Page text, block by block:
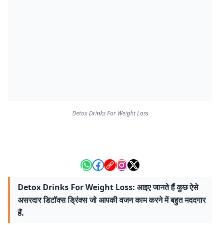
Detox Drinks For Weight Loss
Detox Drinks For Weight Loss: आइए जानते हैं कुछ ऐसे
असरदार डिटॉक्स ड्रिंक्स जो आपकी वजन काम करने में बहुत मददगार
हैं.